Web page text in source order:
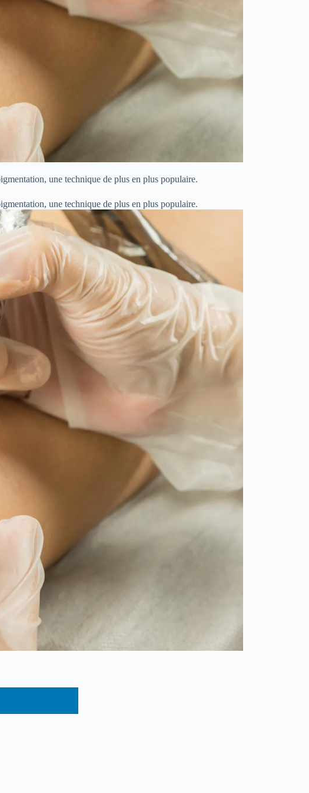
une technique de plus en plus populaire.
une technique de plus en plus populaire.